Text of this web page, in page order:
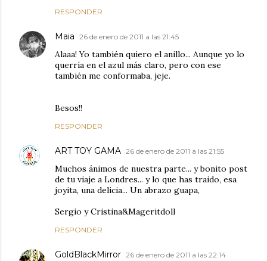
RESPONDER
Maia 26 de enero de 2011 a las 21:45
Alaaa! Yo también quiero el anillo... Aunque yo lo
querría en el azul más claro, pero con ese
también me conformaba, jeje.
Besos!!
RESPONDER
ART TOY GAMA 26 de enero de 2011 a las 21:55
Muchos ánimos de nuestra parte... y bonito post
de tu viaje a Londres... y lo que has traido, esa
joyita, una delicia... Un abrazo guapa,
Sergio y Cristina&Mageritdoll
RESPONDER
GoldBlackMirror 26 de enero de 2011 a las 22:14